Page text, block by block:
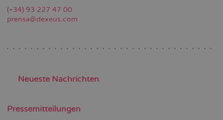
(+34) 93 227 47 00
prensa@dexeus.com
Neueste Nachrichten
Pressemitteilungen